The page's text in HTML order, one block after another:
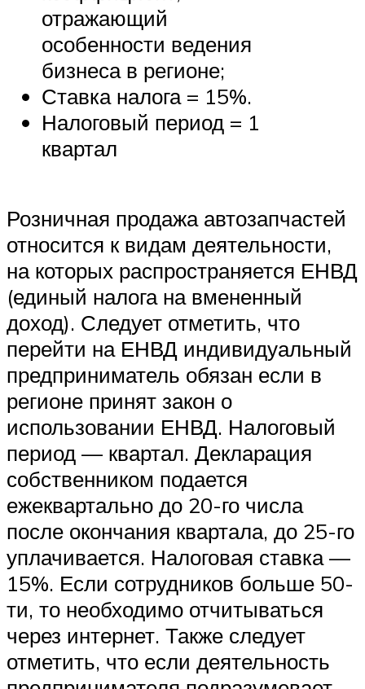
отражающий
особенности ведения
бизнеса в регионе;
Ставка налога = 15%.
Налоговый период = 1
квартал
Розничная продажа автозапчастей
относится к видам деятельности,
на которых распространяется ЕНВД
(единый налога на вмененный
доход). Следует отметить, что
перейти на ЕНВД индивидуальный
предприниматель обязан если в
регионе принят закон о
использовании ЕНВД. Налоговый
период — квартал. Декларация
собственником подается
ежеквартально до 20-го числа
после окончания квартала, до 25-го
уплачивается. Налоговая ставка —
15%. Если сотрудников больше 50-
ти, то необходимо отчитываться
через интернет. Также следует
отметить, что если деятельность